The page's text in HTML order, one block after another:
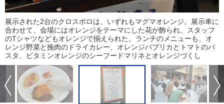
展示された2台のクロスポロは、いずれもマグマオレンジ。展示車に
合わせて、会場にはオレンジをテーマにした花が飾られ、スタッフ
のTシャツなどもオレンジで揃えられた。ランチのメニューも、オ
レンジ野菜と挽肉のドライカレー、オレンジパプリカとトマトのパ
スタ、ビタミンオレンジのシーフードマリネとオレンジづくし